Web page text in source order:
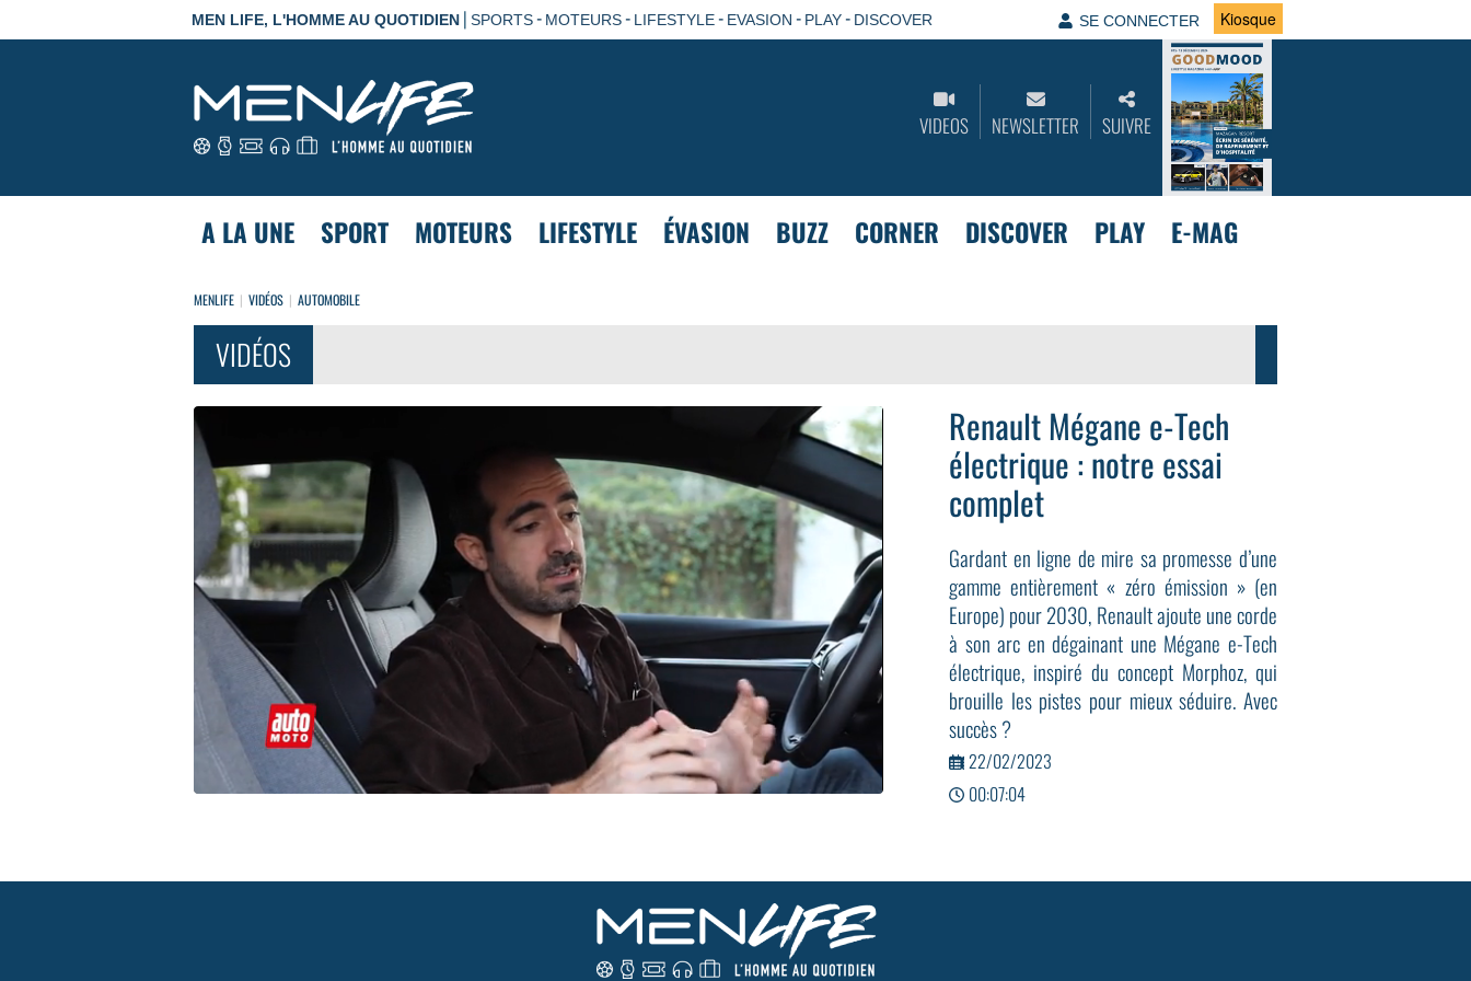
MEN LIFE, L'HOMME AU QUOTIDIEN | SPORTS- MOTEURS- LIFESTYLE- EVASION - PLAY- DISCOVER SE CONNECTER Kiosque
VIDEOS NEWSLETTER SUIVRE
A LA UNE SPORT MOTEURS LIFESTYLE ÉVASION BUZZ CORNER DISCOVER PLAY E-MAG
MENLIFE VIDÉOS AUTOMOBILE
VIDÉOS
Renault Mégane e-Tech
électrique : notre essai
complet
Gardant en ligne de mire sa promesse d’une
gamme entièrement « zéro émission » (en
Europe) pour 2030, Renault ajoute une corde
à son arc en dégainant une Mégane e-Tech
électrique, inspiré du concept Morphoz, qui
brouille les pistes pour mieux séduire. Avec
succès ?
22/02/2023
00:07:04